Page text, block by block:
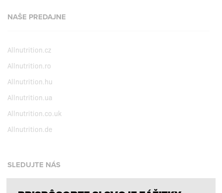
NAŠE PREDAJNE
Allnutrition.cz
Allnutrition.ro
Allnutrition.hu
Allnutrition.ua
Allnutrition.co.uk
Allnutrition.de
SLEDUJTE NÁS